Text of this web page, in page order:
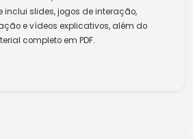
slides, jogos de interação,
e vídeos explicativos, além do
completo em PDF.